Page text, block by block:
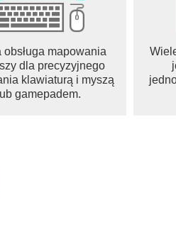
pokój i ty sami rozwijają się razem.
obsługa mapowania
dla precyzyjnego
klawiaturą i myszą
lub gamepadem.